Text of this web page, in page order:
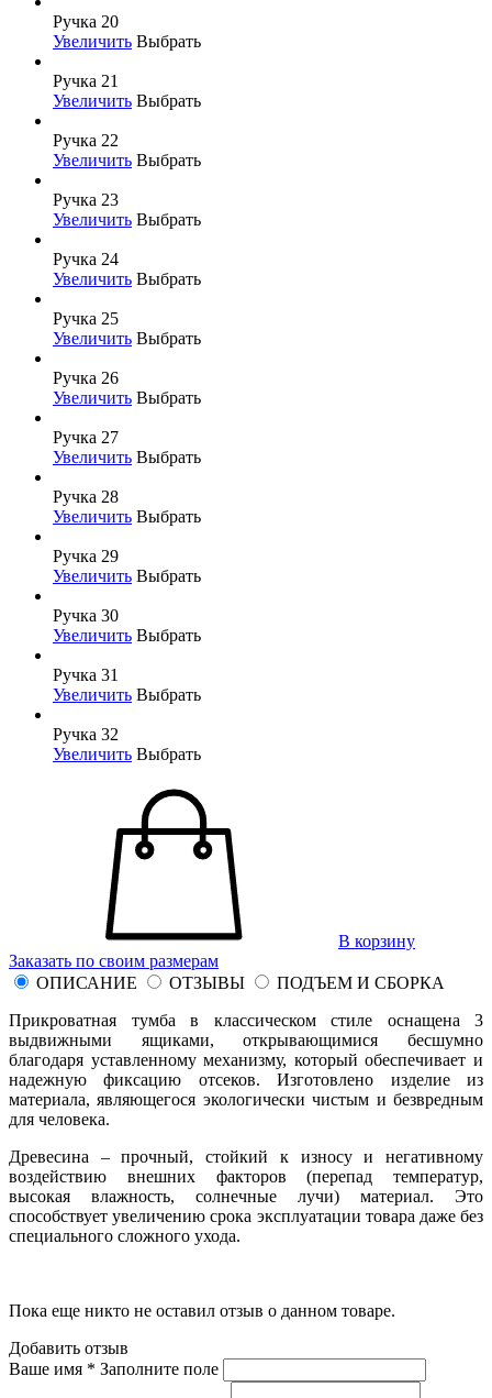
Ручка 20
Увеличить Выбрать
Ручка 21
Увеличить Выбрать
Ручка 22
Увеличить Выбрать
Ручка 23
Увеличить Выбрать
Ручка 24
Увеличить Выбрать
Ручка 25
Увеличить Выбрать
Ручка 26
Увеличить Выбрать
Ручка 27
Увеличить Выбрать
Ручка 28
Увеличить Выбрать
Ручка 29
Увеличить Выбрать
Ручка 30
Увеличить Выбрать
Ручка 31
Увеличить Выбрать
Ручка 32
Увеличить Выбрать
В корзину
Заказать по своим размерам
ОПИСАНИЕ
ОТЗЫВЫ
ПОДЪЕМ И СБОРКА
Прикроватная тумба в классическом стиле оснащена 3
выдвижными ящиками, открывающимися бесшумно
благодаря уставленному механизму, который обеспечивает и
надежную фиксацию отсеков. Изготовлено изделие из
материала, являющегося экологически чистым и безвредным
для человека.
Древесина – прочный, стойкий к износу и негативному
воздействию внешних факторов (перепад температур,
высокая влажность, солнечные лучи) материал. Это
способствует увеличению срока эксплуатации товара даже без
специального сложного ухода.
Пока еще никто не оставил отзыв о данном товаре.
Добавить отзыв
Ваше имя * Заполните поле